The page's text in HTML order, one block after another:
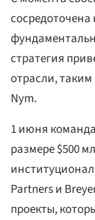
стратегия
отрасли, таким
Nym.
1 июня
размере $500
Partners и
проекты,